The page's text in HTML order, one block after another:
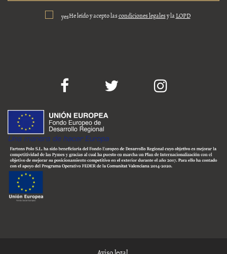
yesHe leído y acepto lascondiciones legalesy laLOPD